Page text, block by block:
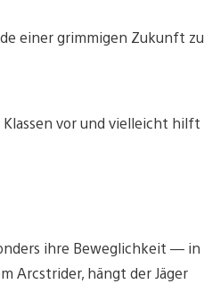
einer grimmigen Zukunft zu
Klassen vor und vielleicht hilft
ihre Beweglichkeit — in
Arcstrider, hängt der Jäger